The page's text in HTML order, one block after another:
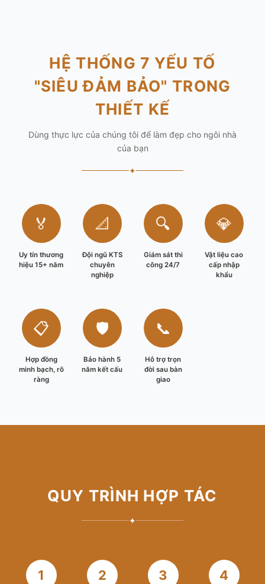
HỆ THỐNG 7 YẾU TỐ
"SIÊU ĐẢM BẢO" TRONG
THIẾT KẾ
Dùng thực lực của chúng tôi để làm đẹp cho ngôi nhà
của bạn
✦
🏅
Uy tín thương
hiệu 15+ năm
📐
Đội ngũ KTS
chuyên
nghiệp
🔍
Giám sát thi
công 24/7
💎
Vật liệu cao
cấp nhập
khẩu
📋
Hợp đồng
minh bạch, rõ
ràng
🛡️
Bảo hành 5
năm kết cấu
📞
Hỗ trợ trọn
đời sau bàn
giao
QUY TRÌNH HỢP TÁC
✦
1 2 3 4